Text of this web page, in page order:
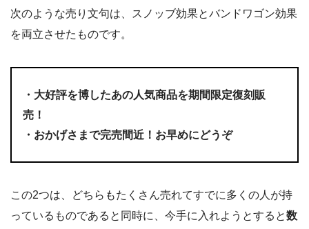
次のような売り文句は、スノッブ効果とバンドワゴン効果
を両立させたものです。
・大好評を博したあの人気商品を期間限定復刻販
売！
・おかげさまで完売間近！お早めにどうぞ
この2つは、どちらもたくさん売れてすでに多くの人が持
っているものであると同時に、今手に入れようとすると数